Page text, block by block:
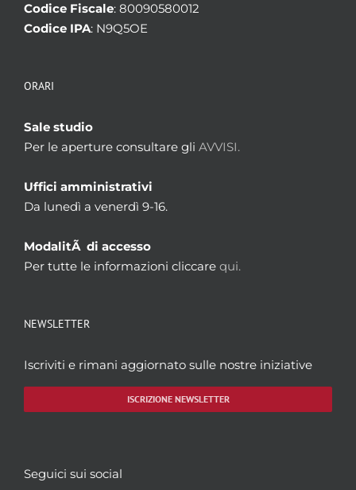
Codice Fiscale: 80090580012
Codice IPA: N9Q5OE
ORARI
Sale studio
Per le aperture consultare gli AVVISI.
Uffici amministrativi
Da lunedì a venerdì 9-16.
ModalitÃ di accesso
Per tutte le informazioni cliccare qui.
NEWSLETTER
Iscriviti e rimani aggiornato sulle nostre iniziative
ISCRIZIONE NEWSLETTER
Seguici sui social